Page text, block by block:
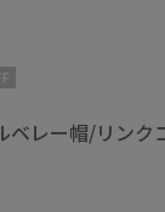
ベレー帽/リンク